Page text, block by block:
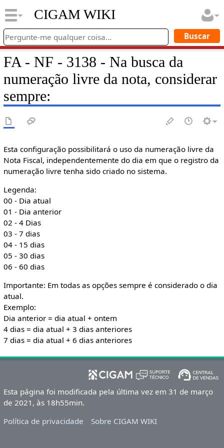
CIGAM WIKI
FA - NF - 3138 - Na busca da
numeração livre da nota, considerar
sempre:
Esta configuração possibilitará o uso da numeração livre da
Nota Fiscal, independentemente do dia em que o registro da
numeração livre tenha sido criado no sistema.
Legenda:
00 - Dia atual
01 - Dia anterior
02 - 4 Dias
03 - 7 dias
04 - 15 dias
05 - 30 dias
06 - 60 dias
Importante: Em todas as opções sempre é considerado o dia
atual.
Exemplo:
Dia anterior = dia atual + ontem
4 dias = dia atual + 3 dias anteriores
7 dias = dia atual + 6 dias anteriores
Esta página foi modificada pela última vez em 31 de março
de 2021, às 18h55min.
Política de privacidade
Sobre CIGAM WIKI